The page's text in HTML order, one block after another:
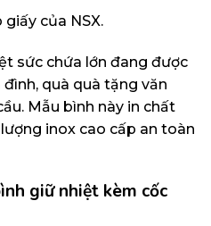
của NSX.
sức chứa lớn đang được
quà quà tặng văn
Mẫu bình này in chất
inox cao cấp an toàn
giữ nhiệt kèm cốc